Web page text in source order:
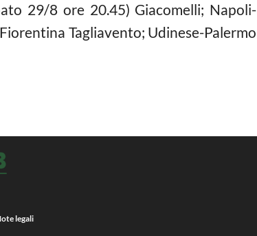
29/8 ore 20.45) Giacomelli; Napoli-
Tagliavento; Udinese-Palermo
legali